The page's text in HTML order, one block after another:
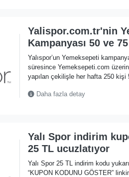
Yalispor.com.tr'nin
Kampanyası 50 ve
Yalıspor’un Yemeksepeti
süresince Yemeksepeti.com
yapılan çekilişle her hafta 250 kişi
Daha fazla detay
Yalı Spor indirim
25 TL ucuzlatıyor
Yalı Spor 25 TL indirim kodu
“KUPON KODUNU GÖSTER”